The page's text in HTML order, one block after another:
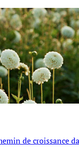
de croissance